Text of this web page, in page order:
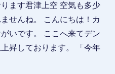
ます君津上空 空気も多少
せんね。 こんにちは！カ
いです。 ここへ来てデン
昇しております。 「今年